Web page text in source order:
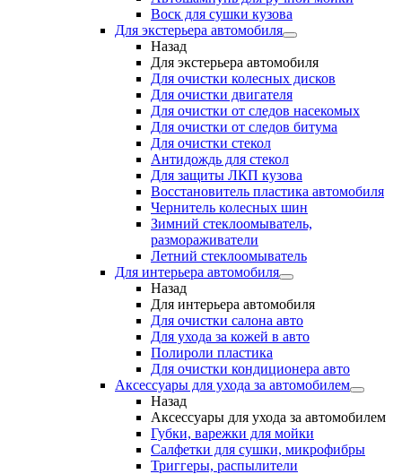
Воск для сушки кузова
Для экстерьера автомобиля
Назад
Для экстерьера автомобиля
Для очистки колесных дисков
Для очистки двигателя
Для очистки от следов насекомых
Для очистки от следов битума
Для очистки стекол
Антидождь для стекол
Для защиты ЛКП кузова
Восстановитель пластика автомобиля
Чернитель колесных шин
Зимний стеклоомыватель,
размораживатели
Летний стеклоомыватель
Для интерьера автомобиля
Назад
Для интерьера автомобиля
Для очистки салона авто
Для ухода за кожей в авто
Полироли пластика
Для очистки кондиционера авто
Аксессуары для ухода за автомобилем
Назад
Аксессуары для ухода за автомобилем
Губки, варежки для мойки
Салфетки для сушки, микрофибры
Триггеры, распылители